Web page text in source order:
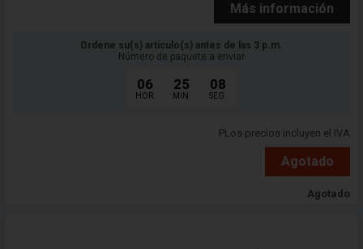
Más información
Ordene su(s) artículo(s) antes de las 3 p.m.
Número de paquete a enviar
06
HOR.
25
MIN.
06
SEG.
PLos precios incluyen el IVA
Agotado
Agotado